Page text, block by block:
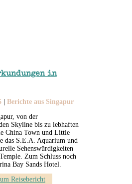
in
Berichte aus Singapur
von der
Skyline bis zu lebhaften
China Town und Little
das S.E.A. Aquarium und
Sehenswürdigkeiten
Zum Schluss noch
Bay Sands Hotel.
Reisebericht